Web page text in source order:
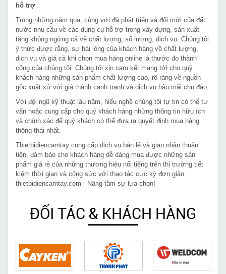
hỗ trợ
Trong những năm qua, cùng với đà phát triển và đổi mới của đất
nước nhu cầu về các dụng cụ hỗ trợ trong xây dựng, sản xuất
tăng không ngừng cả về chất lượng, số lượng, dịch vụ. Chúng tôi
ý thức được rằng, sự hài lòng của khách hàng về chất lượng,
dịch vụ và giá cả khi chọn mua hàng online là thước đo thành
công của chúng tôi. Chúng tôi xin cam kết mang tới cho quý
khách hàng những sản phẩm chất lượng cao, rõ ràng về nguồn
gốc xuất xứ với giá thành cạnh tranh và dịch vụ hậu mãi chu đáo.
Với đội ngũ kỹ thuật lâu năm, hiểu nghề chúng tôi tự tin có thể tư
vấn hoặc cung cấp cho quý khách hàng những thông tin hữu ích
và chính xác để quý khách có thể đưa ra quyết định mua hàng
thông thái nhất.
Thietbidiencamtay cung cấp dịch vụ bán lẻ và giao nhận thuận
tiện, đảm bảo cho khách hàng dễ dàng mua được những sản
phẩm giá rẻ của những thương hiệu nổi tiếng trên thị trường tiết
kiệm thời gian và công sức với thao tác cực kỳ đơn giản.
thietbidiencamtay.com - Nâng tầm sự lựa chọn!
ĐỐI TÁC & KHÁCH HÀNG